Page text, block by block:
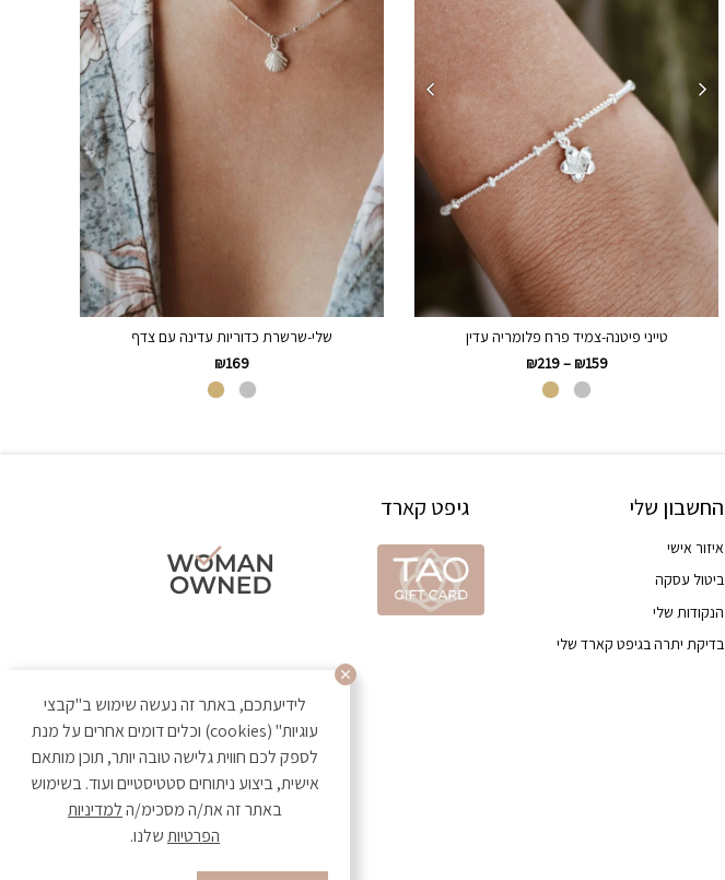
טייני פיטנה-צמיד פרח פלומריה עדין
₪159
–
₪219
שלי-שרשרת כדוריות עדינה עם צדף
₪169
החשבון שלי
איזור אישי
ביטול עסקה
הנקודות שלי
בדיקת יתרה בגיפט קארד שלי
גיפט קארד
לידיעתכם, באתר זה נעשה שימוש ב"קבצי
עוגיות" (cookies) וכלים דומים אחרים על מנת
לספק לכם חווית גלישה טובה יותר, תוכן מותאם
אישית, ביצוע ניתוחים סטטיסטיים ועוד. בשימוש
באתר זה את/ה מסכימ/הלמדיניות
הפרטיותשלנו.